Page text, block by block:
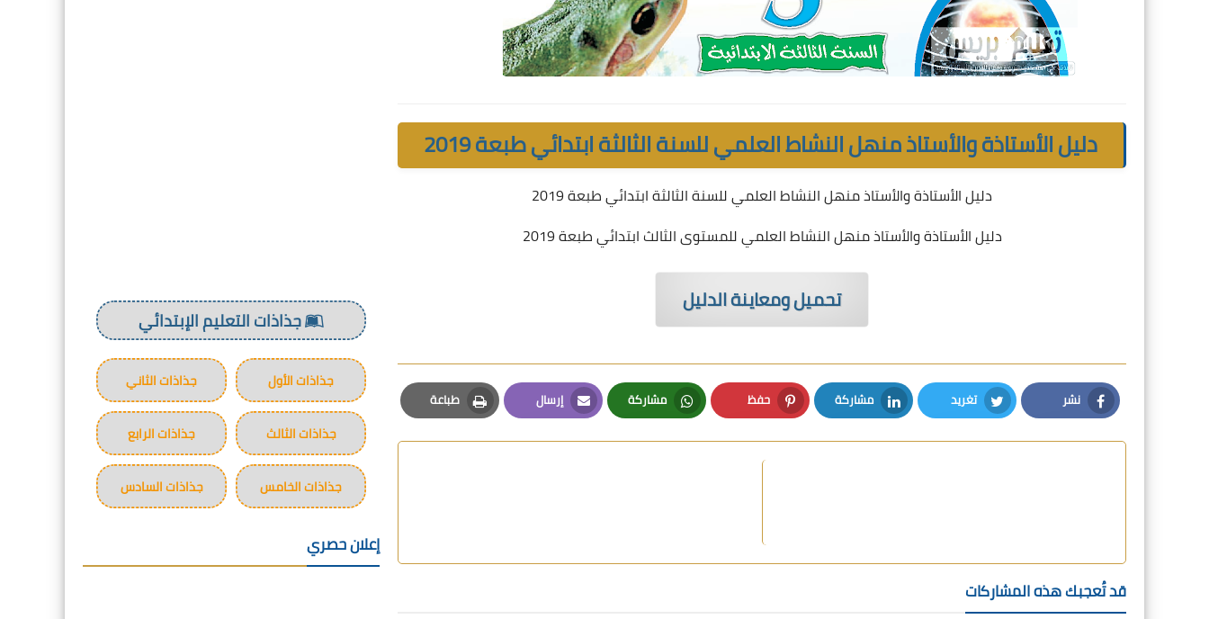
دليل الأستاذة والأستاذ منهل النشاط العلمي للسنة الثالثة ابتدائي طبعة 2019
دليل الأستاذة والأستاذ منهل النشاط العلمي للسنة الثالثة ابتدائي طبعة 2019
دليل الأستاذة والأستاذ منهل النشاط العلمي للمستوى الثالث ابتدائي طبعة 2019
تحميل ومعاينة الدليل
نشر
Facebook
تغريد
Twitter
مشاركة
LinkedIn
حفظ
Pinterest
مشاركة
Whatsapp
إرسال
Email
طباعة
Print
قد تُعجبك هذه المشاركات
جذاذات التعليم الإبتدائي
جذاذات الأول جذاذات الثاني
جذاذات الثالث جذاذات الرابع
جذاذات الخامس جذاذات السادس
إعلان حصري